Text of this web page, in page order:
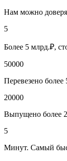
Нам можно
5
Более 5 млрд.₽,
50000
Перевезено более
20000
Выпущено более
5
Минут. Самый